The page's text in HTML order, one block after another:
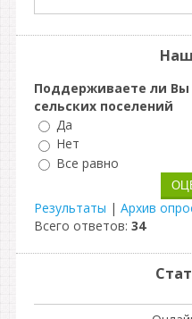
Поддерживаете ли Вы
сельских поселений
Да
Нет
Все равно
Результаты | Архив
Всего ответов: 34